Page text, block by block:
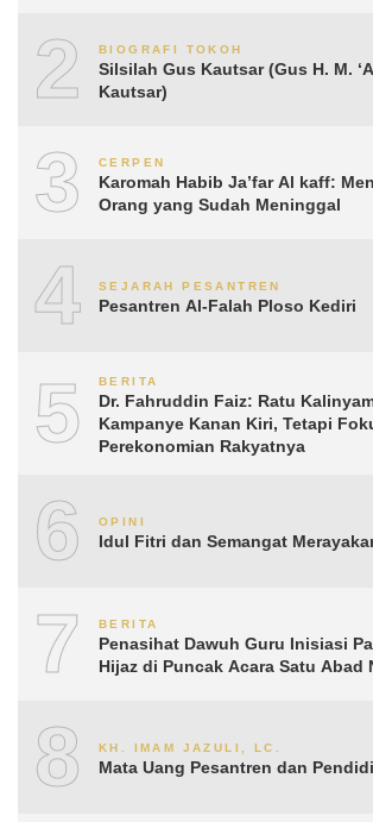
2 BIOGRAFI TOKOH
Silsilah Gus Kautsar (Gus H. M.
Kautsar)
3 CERPEN
Karomah Habib Ja’far Al kaff:
Orang yang Sudah Meninggal
4 SEJARAH PESANTREN
Pesantren Al-Falah Ploso Kediri
5 BERITA
Dr. Fahruddin Faiz: Ratu
Kampanye Kanan Kiri, Tetapi
Perekonomian Rakyatnya
6 OPINI
Idul Fitri dan Semangat
7 BERITA
Penasihat Dawuh Guru Inisiasi
Hijaz di Puncak Acara Satu Abad
8 KH. IMAM JAZULI, LC.
Mata Uang Pesantren dan